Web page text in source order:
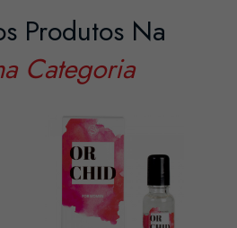
Produtos Na
Categoria